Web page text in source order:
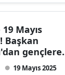
Eskişehir
Mayıs
Başkan
gençlere
19 Mayıs 2025